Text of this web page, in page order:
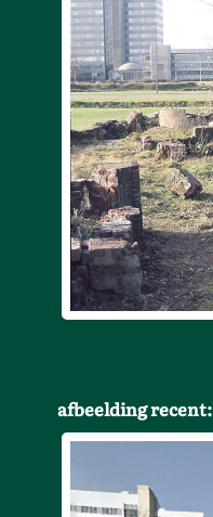
afbeelding recent: